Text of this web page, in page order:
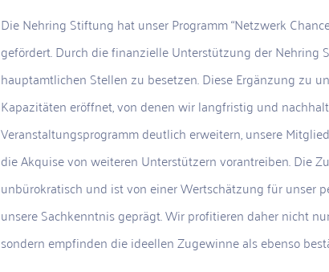
Die Nehring Stiftung hat unser Programm “Netzwerk
gefördert.Durch die finanzielle Unterstützung der Nehring
hauptamtlichen Stellen zu besetzen. Diese Ergänzung zu
Kapazitäten eröffnet, von denen wir langfristig und
Veranstaltungsprogramm deutlich erweitern, unsere
die Akquise von weiteren Unterstützern vorantreiben. Die
unbürokratisch und ist von einer Wertschätzung für unser
unsere Sachkenntnis geprägt. Wir profitieren daher nicht
sondern empfinden die ideellen Zugewinne als ebenso